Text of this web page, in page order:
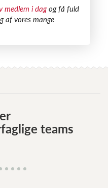
medlem i dagog få fuld
af vores mange
teams